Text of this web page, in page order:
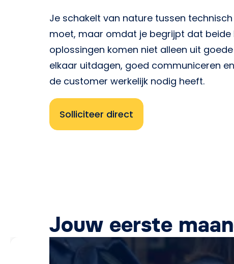
Je schakelt van nature tussen
moet, maar omdat je begrijpt dat beide
oplossingen komen niet alleen uit
elkaar uitdagen, goed communiceren
de customer werkelijk nodig heeft.
Solliciteer direct
Jouw eerste